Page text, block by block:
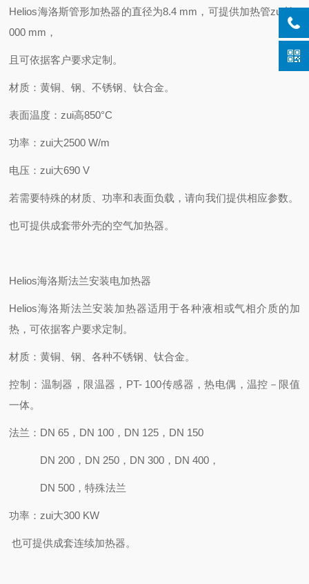
Helios海洛斯管形加热器的直径为8.4 mm ，可提供加热管zui长7
000 mm ，
且可依据客户要求定制。
材质：黄铜、钢、不锈钢、钛合金。
表面温度： zui高850°C
功率： zui大2500 W/m
电压： zui大690 V
若需要特殊的材质、功率和表面负载，请向我们提供相应参数。
也可提供成套带外壳的空气加热器。
Helios海洛斯法兰安装电加热器
Helios海洛斯法兰安装加热器适用于各种液相或气相介质的加
热，可依据客户要求定制。
材质：黄铜、钢、各种不锈钢、钛合金。
控制：温制器，限温器， PT- 100传感器，热电偶，温控－限值
一体。
法兰： DN 65 ， DN 100 ， DN 125 ， DN 150
DN 200 ， DN 250 ， DN 300 ， DN 400 ，
DN 500 ，特殊法兰
功率： zui大300 KW
也可提供成套连续加热器。